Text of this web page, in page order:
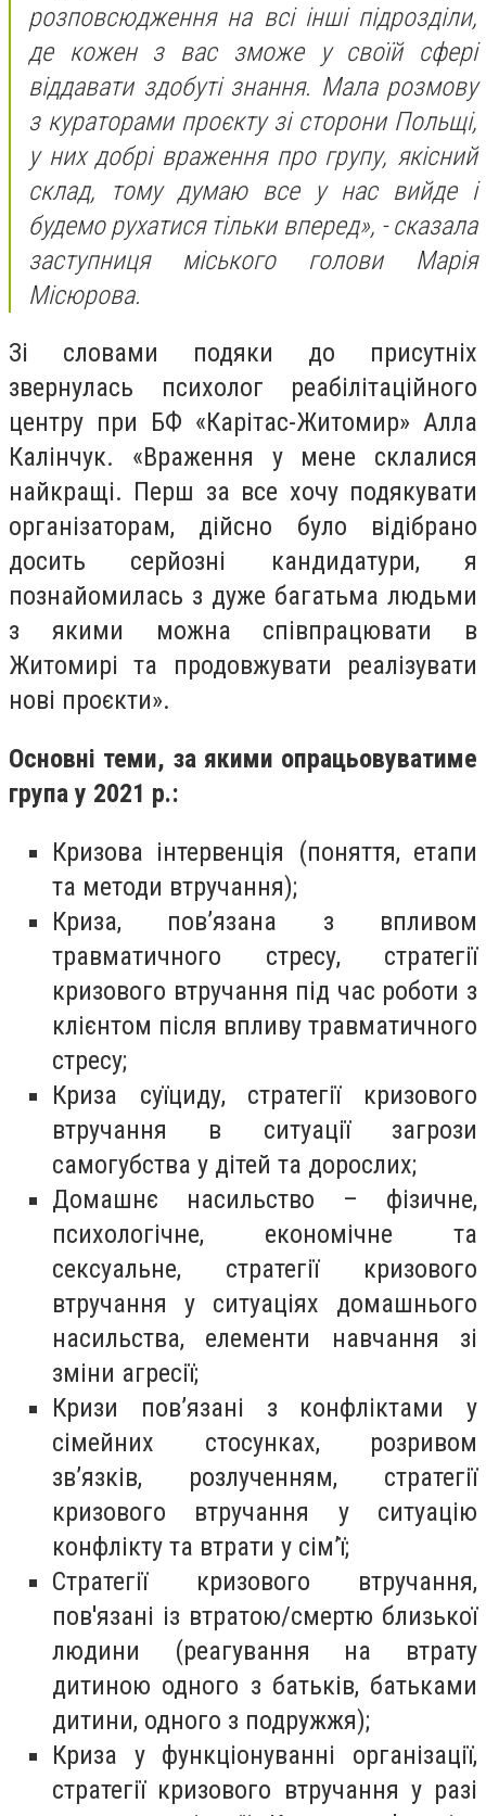
розповсюдження на всі інші підрозділи,
де кожен з вас зможе у своїй сфері
віддавати здобуті знання. Мала розмову
з кураторами проєкту зі сторони Польщі,
у них добрі враження про групу, якісний
склад, тому думаю все у нас вийде і
будемо рухатися тільки вперед», - сказала
заступниця міського голови Марія
Місюрова.
Зі словами подяки до присутніх
звернулась психолог реабілітаційного
центру при БФ «Карітас-Житомир» Алла
Калінчук. «Враження у мене склалися
найкращі. Перш за все хочу подякувати
організаторам, дійсно було відібрано
досить серйозні кандидатури, я
познайомилась з дуже багатьма людьми
з якими можна співпрацювати в
Житомирі та продовжувати реалізувати
нові проєкти».
Основні теми, за якими опрацьовуватиме
група у 2021 р.:
Кризова інтервенція (поняття, етапи
та методи втручання);
Криза, пов’язана з впливом
травматичного стресу, стратегії
кризового втручання під час роботи з
клієнтом після впливу травматичного
стресу;
Криза суїциду, стратегії кризового
втручання в ситуації загрози
самогубства у дітей та дорослих;
Домашнє насильство – фізичне,
психологічне, економічне та
сексуальне, стратегії кризового
втручання у ситуаціях домашнього
насильства, елементи навчання зі
зміни агресії;
Кризи пов’язані з конфліктами у
сімейних стосунках, розривом
зв’язків, розлученням, стратегії
кризового втручання у ситуацію
конфлікту та втрати у сім’ї;
Стратегії кризового втручання,
пов'язані із втратою/смертю близької
людини (реагування на втрату
дитиною одного з батьків, батьками
дитини, одного з подружжя);
Криза у функціонуванні організації,
стратегії кризового втручання у разі